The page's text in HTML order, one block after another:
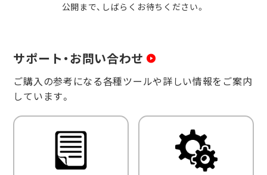
公開まで、しばらくお待ちください。
サポート・お問い合わせ
ご購入の参考になる各種ツールや詳しい情報をご案内
しています。